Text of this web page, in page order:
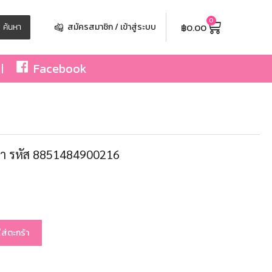
ค้นหา สมัครสมาชิก / เข้าสู่ระบบ ฿0.00 0
Facebook
รหัส 8851484900216
ตะกร้า